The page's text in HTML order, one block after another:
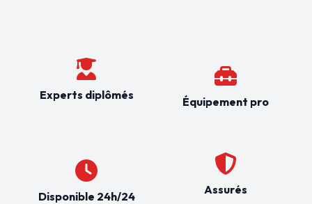
Experts diplômés
Disponible 24h/24
Équipement pro
Assurés